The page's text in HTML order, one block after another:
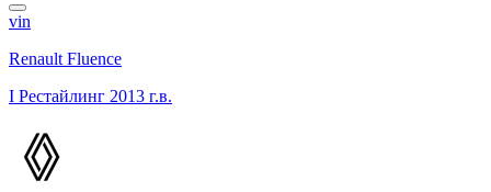
vin
Renault Fluence
I Рестайлинг 2013 г.в.